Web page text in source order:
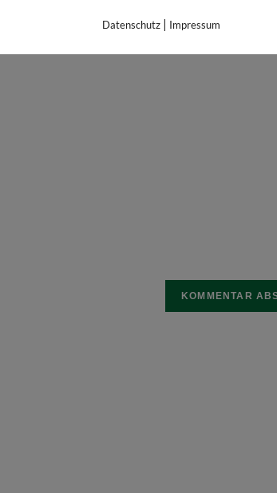
Datenschutz | Impressum